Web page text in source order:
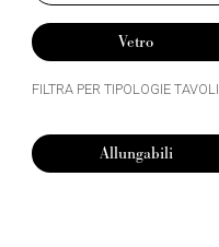
Vetro
FILTRA PER TIPOLOGIE TAVOLI
Allungabili